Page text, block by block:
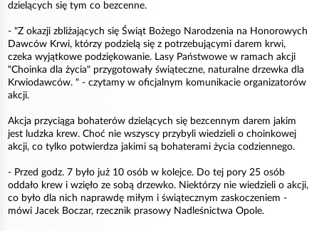
dzielących się tym co bezcenne.
- "Z okazji zbliżających się Świąt Bożego Narodzenia na Honorowych
Dawców Krwi, którzy podzielą się z potrzebującymi darem krwi,
czeka wyjątkowe podziękowanie. Lasy Państwowe w ramach akcji
"Choinka dla życia" przygotowały świąteczne, naturalne drzewka dla
Krwiodawców. " - czytamy w oficjalnym komunikacie organizatorów
akcji.
Akcja przyciąga bohaterów dzielących się bezcennym darem jakim
jest ludzka krew. Choć nie wszyscy przybyli wiedzieli o choinkowej
akcji, co tylko potwierdza jakimi są bohaterami życia codziennego.
- Przed godz. 7 było już 10 osób w kolejce. Do tej pory 25 osób
oddało krew i wzięło ze sobą drzewko. Niektórzy nie wiedzieli o akcji,
co było dla nich naprawdę miłym i świątecznym zaskoczeniem -
mówi Jacek Boczar, rzecznik prasowy Nadleśnictwa Opole.